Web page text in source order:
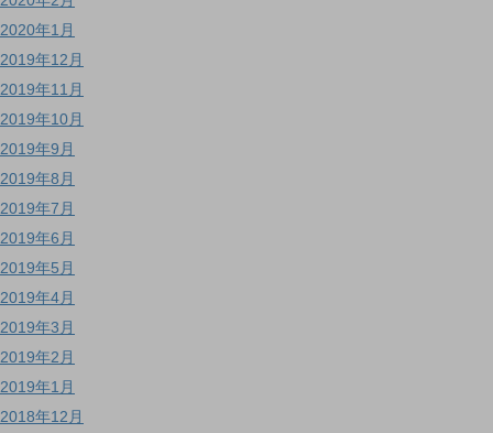
2020年1月
2019年12月
2019年11月
2019年10月
2019年9月
2019年8月
2019年7月
2019年6月
2019年5月
2019年4月
2019年3月
2019年2月
2019年1月
2018年12月